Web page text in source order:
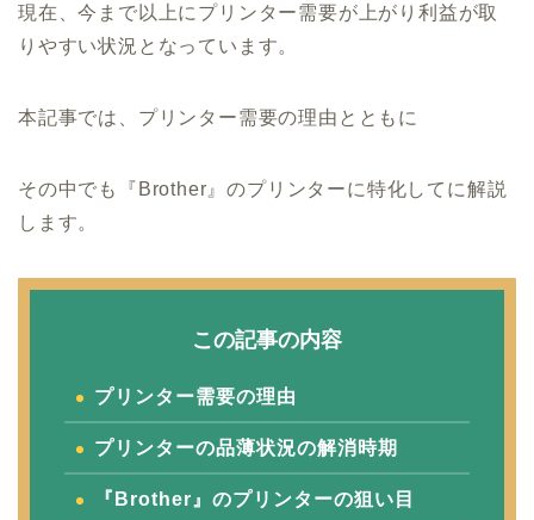
現在、今まで以上にプリンター需要が上がり利益が取
りやすい状況となっています。
本記事では、プリンター需要の理由とともに
その中でも『Brother』のプリンターに特化してに解説
します。
この記事の内容
プリンター需要の理由
プリンターの品薄状況の解消時期
『Brother』のプリンターの狙い目